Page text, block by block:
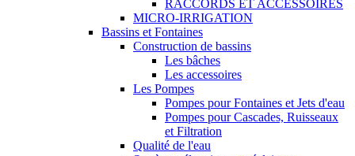
RACCORDS ET ACCESSOIRES
MICRO-IRRIGATION
Bassins et Fontaines
Construction de bassins
Les bâches
Les accessoires
Les Pompes
Pompes pour Fontaines et Jets d'eau
Pompes pour Cascades, Ruisseaux
et Filtration
Qualité de l'eau